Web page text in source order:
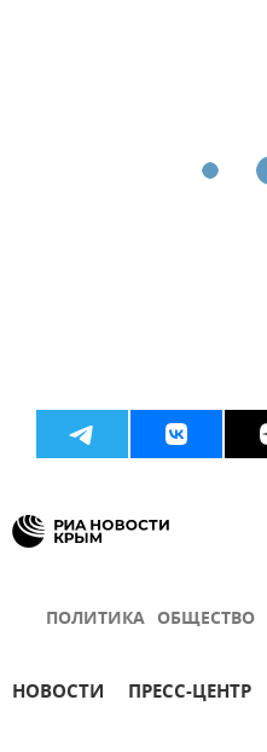
ПОЛИТИКА ОБЩЕСТВО
НОВОСТИ ПРЕСС-ЦЕНТР